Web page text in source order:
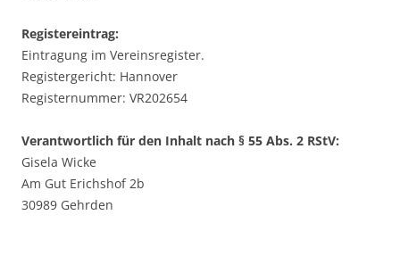
Registereintrag:
Eintragung im Vereinsregister.
Registergericht: Hannover
Registernummer: VR202654
Verantwortlich für den Inhalt nach § 55 Abs. 2 RStV:
Gisela Wicke
Am Gut Erichshof 2b
30989 Gehrden